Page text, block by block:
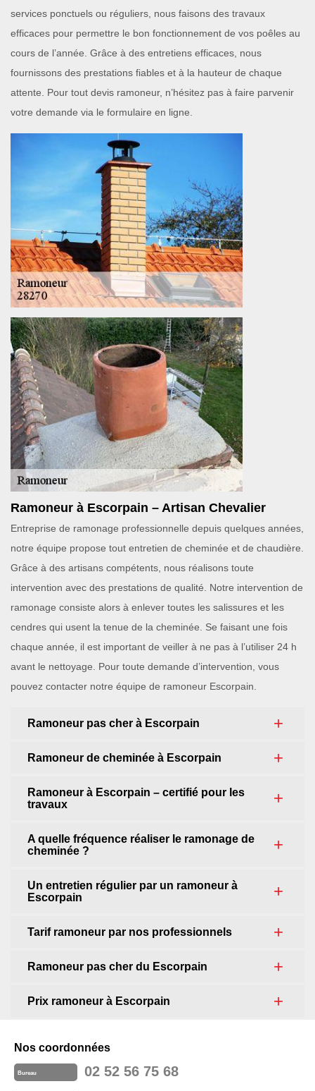
services ponctuels ou réguliers, nous faisons des travaux
efficaces pour permettre le bon fonctionnement de vos poêles au
cours de l’année. Grâce à des entretiens efficaces, nous
fournissons des prestations fiables et à la hauteur de chaque
attente. Pour tout devis ramoneur, n’hésitez pas à faire parvenir
votre demande via le formulaire en ligne.
Ramoneur à Escorpain – Artisan Chevalier
Entreprise de ramonage professionnelle depuis quelques années,
notre équipe propose tout entretien de cheminée et de chaudière.
Grâce à des artisans compétents, nous réalisons toute
intervention avec des prestations de qualité. Notre intervention de
ramonage consiste alors à enlever toutes les salissures et les
cendres qui usent la tenue de la cheminée. Se faisant une fois
chaque année, il est important de veiller à ne pas à l’utiliser 24 h
avant le nettoyage. Pour toute demande d’intervention, vous
pouvez contacter notre équipe de ramoneur Escorpain.
Ramoneur pas cher à Escorpain
Ramoneur de cheminée à Escorpain
Ramoneur à Escorpain – certifié pour les
travaux
A quelle fréquence réaliser le ramonage de
cheminée ?
Un entretien régulier par un ramoneur à
Escorpain
Tarif ramoneur par nos professionnels
Ramoneur pas cher du Escorpain
Prix ramoneur à Escorpain
Nos coordonnées
Bureau 02 52 56 75 68